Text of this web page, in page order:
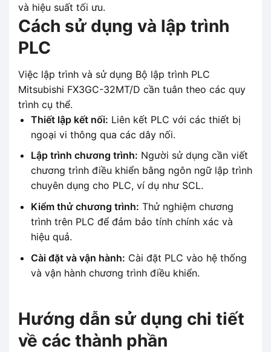
và hiệu suất tối ưu.
Cách sử dụng và lập trình
PLC
Việc lập trình và sử dụng Bộ lập trình PLC
Mitsubishi FX3GC-32MT/D cần tuân theo các quy
trình cụ thể.
Thiết lập kết nối: Liên kết PLC với các thiết bị
ngoại vi thông qua các dây nối.
Lập trình chương trình: Người sử dụng cần viết
chương trình điều khiển bằng ngôn ngữ lập trình
chuyên dụng cho PLC, ví dụ như SCL.
Kiểm thử chương trình: Thử nghiệm chương
trình trên PLC để đảm bảo tính chính xác và
hiệu quả.
Cài đặt và vận hành: Cài đặt PLC vào hệ thống
và vận hành chương trình điều khiển.
Hướng dẫn sử dụng chi tiết
về các thành phần